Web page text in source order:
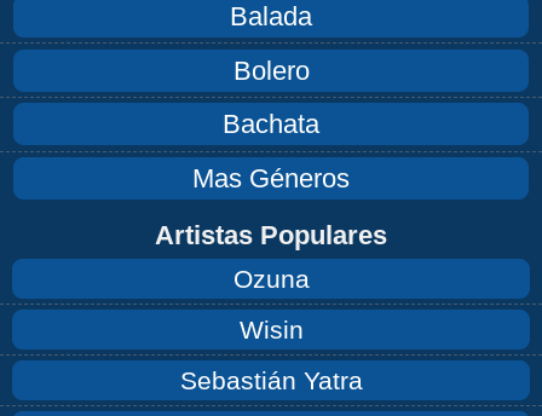
Balada
Bolero
Bachata
Mas Géneros
Artistas Populares
Ozuna
Wisin
Sebastián Yatra